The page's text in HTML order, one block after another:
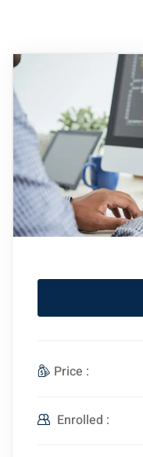
Price :
Enrolled :